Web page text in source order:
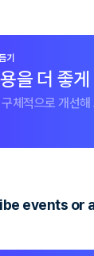
기
을 더 좋
체적으로 개선해
events or